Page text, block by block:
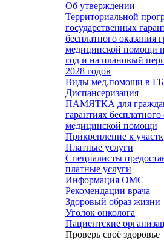
Об утверждении
Территориальной
государственных
бесплатного оказания
медицинской помощи
год и на плановый
2028 годов
Виды мед.помощи в
Диспансеризация
ПАМЯТКА для
гарантиях бесплатного
медицинской помощи
Прикрепление к
Платные услуги
Специалисты
платные услуги
Информация ОМС
Рекомендации врача
Здоровый образ жизни
Уголок онколога
Пациентские
Проверь своё здоровье